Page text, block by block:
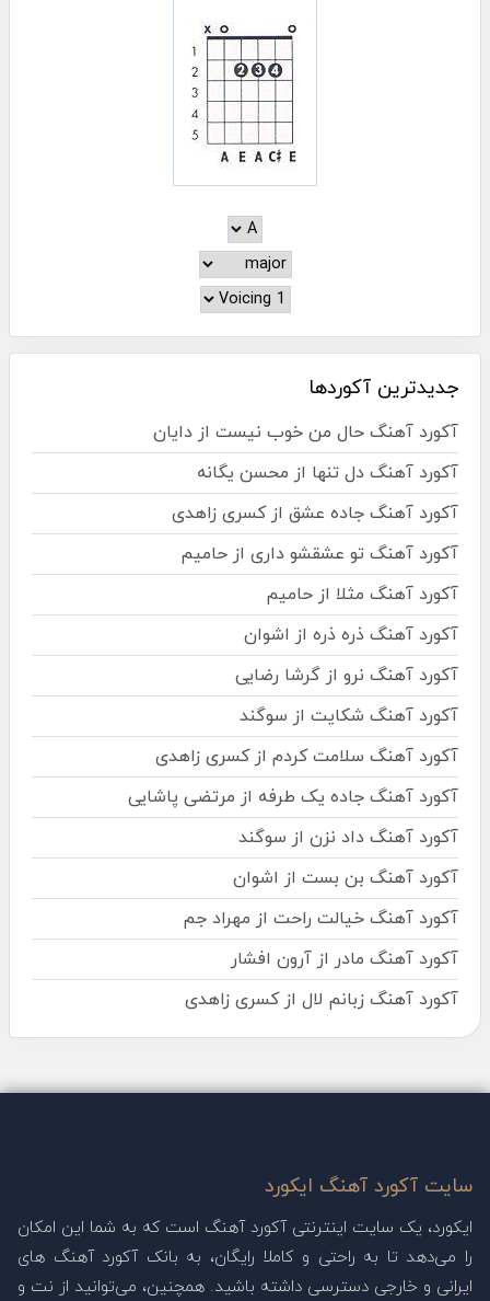
جدیدترین آکوردها
آکورد آهنگ حال من خوب نیست از دایان
آکورد آهنگ دل تنها از محسن یگانه
آکورد آهنگ جاده عشق از کسری زاهدی
آکورد آهنگ تو عشقشو داری از حامیم
آکورد آهنگ مثلا از حامیم
آکورد آهنگ ذره ذره از اشوان
آکورد آهنگ نرو از گرشا رضایی
آکورد آهنگ شکایت از سوگند
آکورد آهنگ سلامت کردم از کسری زاهدی
آکورد آهنگ جاده یک طرفه از مرتضی پاشایی
آکورد آهنگ داد نزن از سوگند
آکورد آهنگ بن بست از اشوان
آکورد آهنگ خیالت راحت از مهراد جم
آکورد آهنگ مادر از آرون افشار
آکورد آهنگ زبانم لال از کسری زاهدی
سایت آکورد آهنگ ایکورد
ایکورد، یک سایت اینترنتی آکورد آهنگ است که به شما این امکان
را می‌دهد تا به راحتی و کاملا رایگان، به بانک آکورد آهنگ های
ایرانی و خارجی دسترسی داشته باشید. همچنین، می‌توانید از نت و